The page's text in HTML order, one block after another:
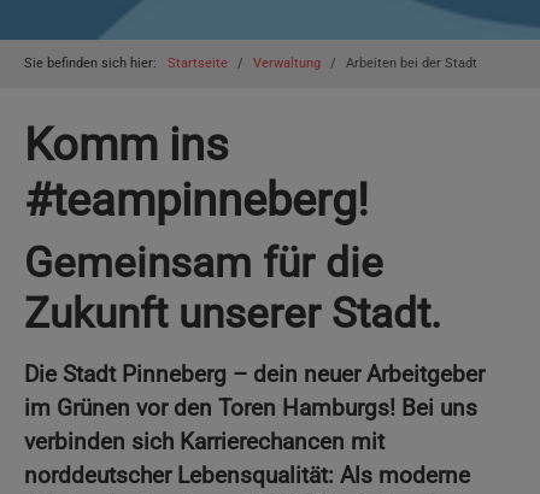
You are here:
Sie befinden sich hier: Startseite Verwaltung Arbeiten bei der Stadt
Komm ins
#teampinneberg!
Gemeinsam für die
Zukunft unserer Stadt.
Die Stadt Pinneberg – dein neuer Arbeitgeber
im Grünen vor den Toren Hamburgs! Bei uns
verbinden sich Karrierechancen mit
norddeutscher Lebensqualität: Als moderne